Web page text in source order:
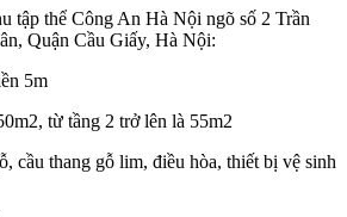
tập thể Công An Hà Nội ngõ số 2 Trần
Quận Cầu Giấy, Hà Nội:
5m
từ tầng 2 trở lên là 55m2
cầu thang gỗ lim, điều hòa, thiết bị vệ sinh